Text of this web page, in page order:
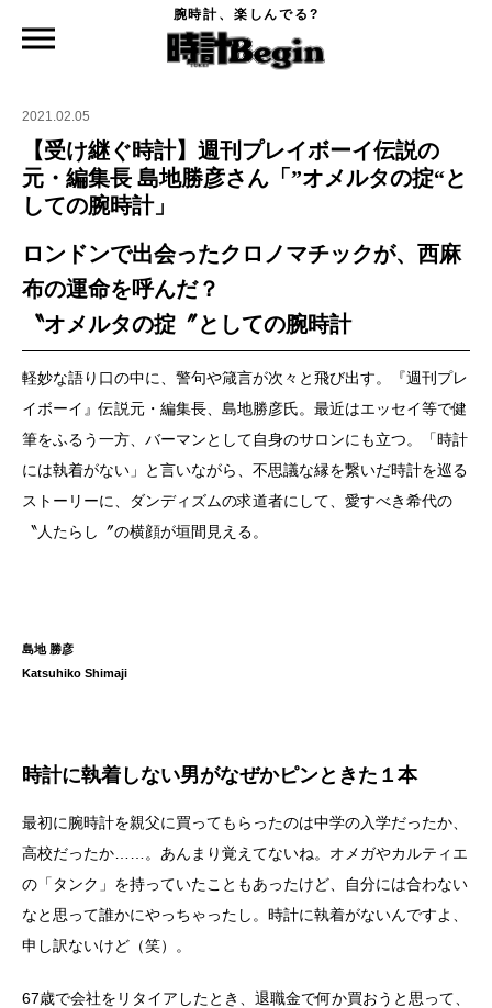
腕時計、楽しんでる?
【受け継ぐ時計】週刊プレイボーイ伝説の元・編集長 島地勝彦さん「”オメルタの
2021.02.05
【受け継ぐ時計】週刊プレイボーイ伝説の
元・編集長 島地勝彦さん「”オメルタの掟“と
しての腕時計」
ロンドンで出会ったクロノマチックが、西麻
布の運命を呼んだ？
〝オメルタの掟〞としての腕時計
軽妙な語り口の中に、警句や箴言が次々と飛び出す。『週刊プレ
イボーイ』伝説元・編集長、島地勝彦氏。最近はエッセイ等で健
筆をふるう一方、バーマンとして自身のサロンにも立つ。「時計
には執着がない」と言いながら、不思議な縁を繋いだ時計を巡る
ストーリーに、ダンディズムの求道者にして、愛すべき希代の
〝人たらし〞の横顔が垣間見える。
島地 勝彦
Katsuhiko Shimaji
時計に執着しない男がなぜかピンときた１本
最初に腕時計を親父に買ってもらったのは中学の入学だったか、
高校だったか……。あんまり覚えてないね。オメガやカルティエ
の「タンク」を持っていたこともあったけど、自分には合わない
なと思って誰かにやっちゃったし。時計に執着がないんですよ、
申し訳ないけど（笑）。
67歳で会社をリタイアしたとき、退職金で何か買おうと思って、